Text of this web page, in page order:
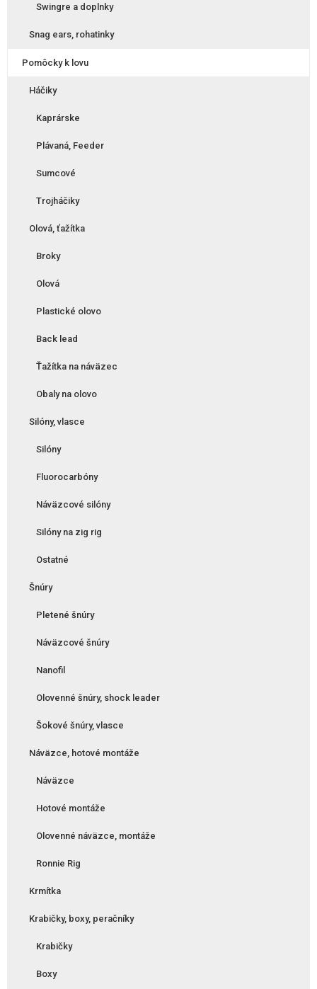
Swingre a doplnky
Snag ears, rohatinky
Pomôcky k lovu
Háčiky
Kaprárske
Plávaná, Feeder
Sumcové
Trojháčiky
Olová, ťažítka
Broky
Olová
Plastické olovo
Back lead
Ťažítka na náväzec
Obaly na olovo
Silóny, vlasce
Silóny
Fluorocarbóny
Náväzcové silóny
Silóny na zig rig
Ostatné
Šnúry
Pletené šnúry
Náväzcové šnúry
Nanofil
Olovenné šnúry, shock leader
Šokové šnúry, vlasce
Náväzce, hotové montáže
Náväzce
Hotové montáže
Olovenné náväzce, montáže
Ronnie Rig
Krmítka
Krabičky, boxy, peračníky
Krabičky
Boxy